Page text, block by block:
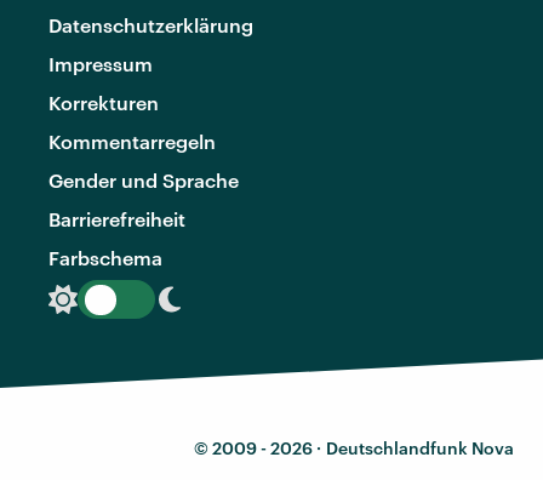
Datenschutzerklärung
Impressum
Korrekturen
Kommentarregeln
Gender und Sprache
Barrierefreiheit
Farbschema
© 2009 - 2026 · Deutschlandfunk Nova